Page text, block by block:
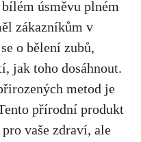
úsměvu plném
zákazníkům v
o bělení zubů,
jak toho dosáhnout.
metod je
přírodní produkt
vaše zdraví, ale